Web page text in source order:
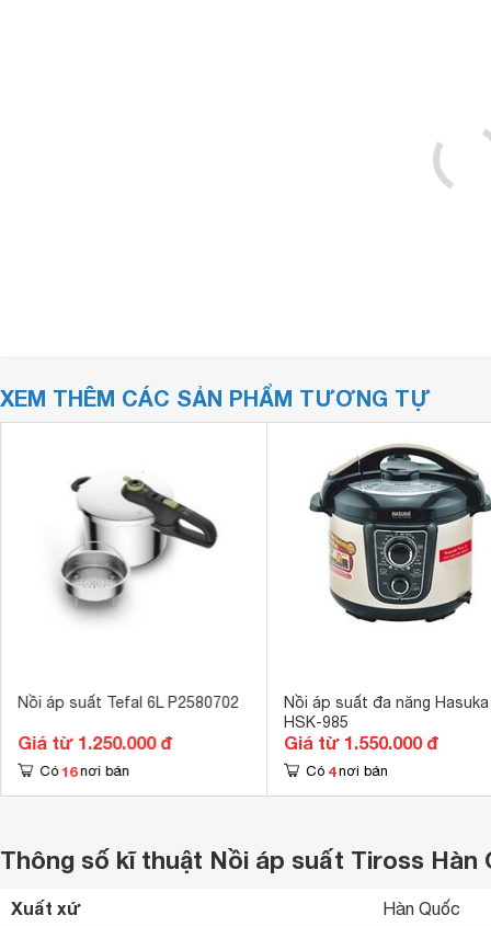
XEM THÊM CÁC SẢN PHẨM TƯƠNG TỰ
Nồi áp suất Tefal 6L P2580702
Giá từ 1.250.000 đ
Có 16 nơi bán
Nồi áp suất đa năng Hasuka
HSK-985
Giá từ 1.550.000 đ
Có 4 nơi bán
Thông số kĩ thuật Nồi áp suất Tiross Hàn
Xuất xứ Hàn Quốc